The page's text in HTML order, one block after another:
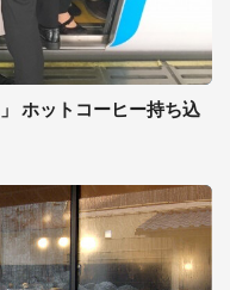
ホットコーヒー持ち込